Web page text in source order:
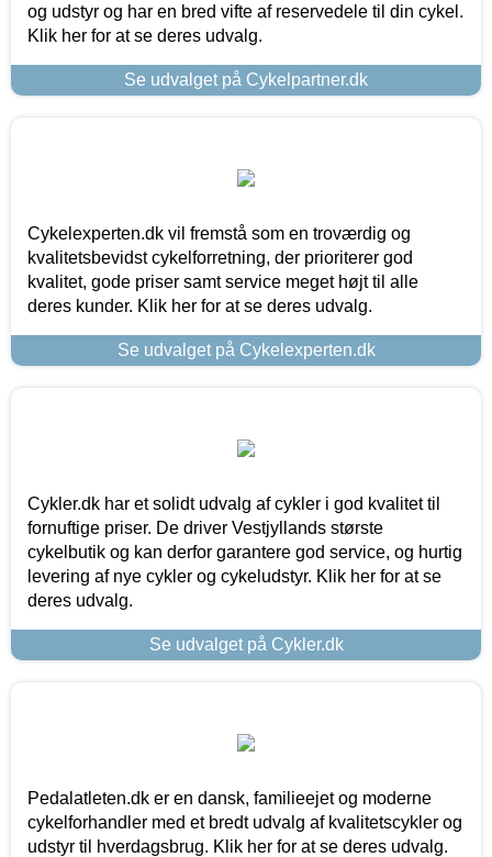
og udstyr og har en bred vifte af reservedele til din cykel.
Klik her for at se deres udvalg.
Se udvalget på Cykelpartner.dk
Cykelexperten.dk vil fremstå som en troværdig og
kvalitetsbevidst cykelforretning, der prioriterer god
kvalitet, gode priser samt service meget højt til alle
deres kunder. Klik her for at se deres udvalg.
Se udvalget på Cykelexperten.dk
Cykler.dk har et solidt udvalg af cykler i god kvalitet til
fornuftige priser. De driver Vestjyllands største
cykelbutik og kan derfor garantere god service, og hurtig
levering af nye cykler og cykeludstyr. Klik her for at se
deres udvalg.
Se udvalget på Cykler.dk
Pedalatleten.dk er en dansk, familieejet og moderne
cykelforhandler med et bredt udvalg af kvalitetscykler og
udstyr til hverdagsbrug. Klik her for at se deres udvalg.